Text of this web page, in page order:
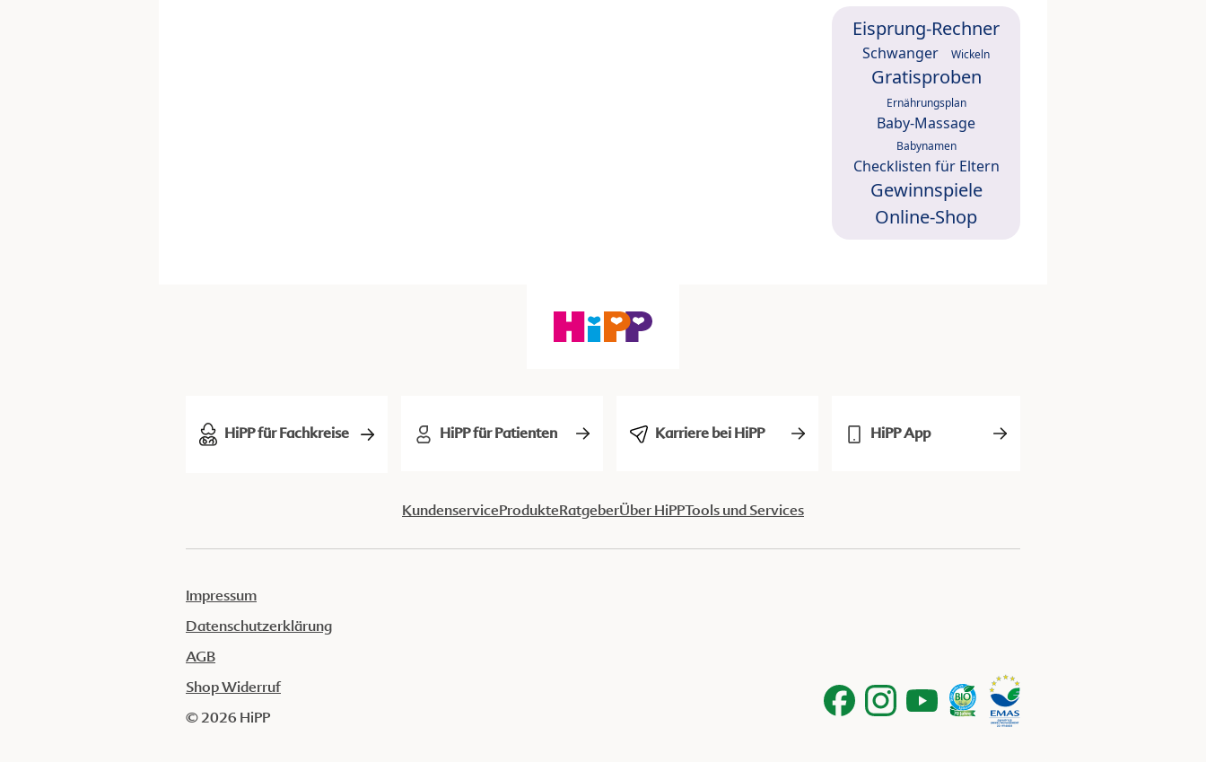
Eisprung-Rechner
Schwanger Wickeln
Gratisproben
Ernährungsplan
Baby-Massage
Babynamen
Checklisten für Eltern
Gewinnspiele
Online-Shop
HiPP für Fachkreise HiPP für Patienten Karriere bei HiPP HiPP App
KundenserviceProdukteRatgeberÜber HiPPTools und Services
Impressum
Datenschutzerklärung
AGB
Shop Widerruf
© 2026 HiPP